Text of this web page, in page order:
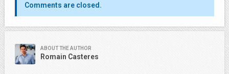
Comments are closed.
ABOUT THE AUTHOR
Romain Casteres